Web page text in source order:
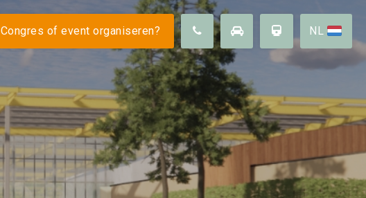
Bereikbaarheid
Duurzaamheid
Omgeving
Vacatures
FAQ
Congres of event organiseren? NL